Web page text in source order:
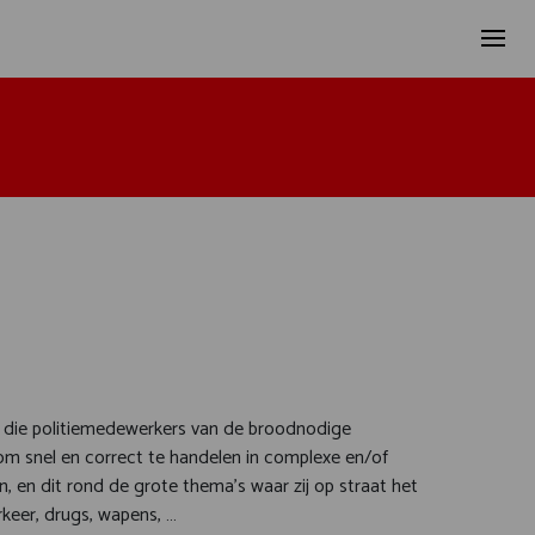
politiemedewerkers van de broodnodige
snel en correct te handelen in complexe en/of
en dit rond de grote thema's waar zij op straat het
drugs, wapens, …